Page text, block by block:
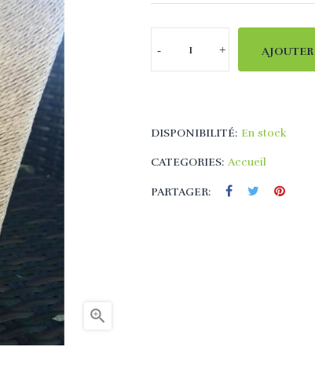

DISPONIBILITÉ: En stock
CATEGORIES: Accueil
PARTAGER: